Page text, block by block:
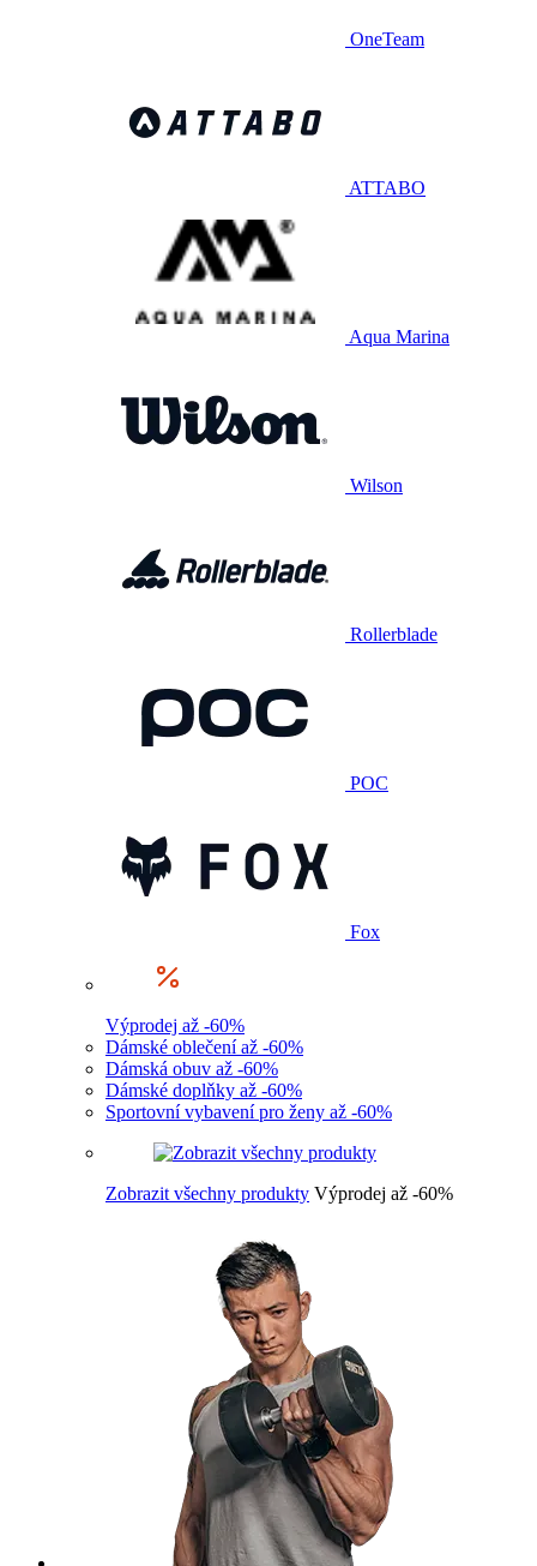
OneTeam
ATTABO
Aqua Marina
Wilson
Rollerblade
POC
Fox
Výprodej až -60%
Dámské oblečení až -60%
Dámská obuv až -60%
Dámské doplňky až -60%
Sportovní vybavení pro ženy až -60%
Zobrazit všechny produkty Výprodej až -60%